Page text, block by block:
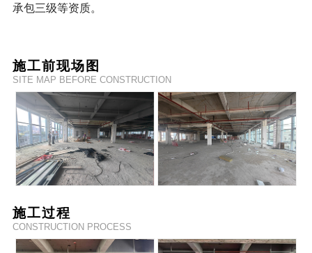
承包三级等资质。
施工前现场图
SITE MAP BEFORE CONSTRUCTION
施工过程
CONSTRUCTION PROCESS